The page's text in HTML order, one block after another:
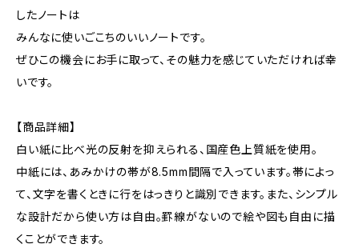
したノートは
みんなに使いごこちのいいノートです。
ぜひこの機会にお手に取って、その魅力を感じていただければ幸
いです。
【商品詳細】
白い紙に比べ光の反射を抑えられる、国産色上質紙を使用。
中紙には、あみかけの帯が8.5mm間隔で入っています。帯によっ
て、文字を書くときに行をはっきりと識別できます。また、シンプル
な設計だから使い方は自由。罫線がないので絵や図も自由に描
くことができます。